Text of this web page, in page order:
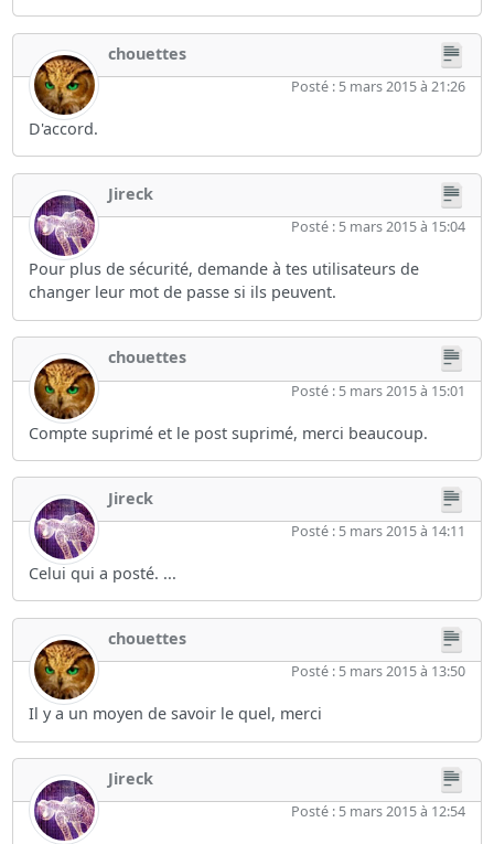
chouettes
Posté : 5 mars 2015 à 21:26
D'accord.
Jireck
Posté : 5 mars 2015 à 15:04
Pour plus de sécurité, demande à tes utilisateurs de
changer leur mot de passe si ils peuvent.
chouettes
Posté : 5 mars 2015 à 15:01
Compte suprimé et le post suprimé, merci beaucoup.
Jireck
Posté : 5 mars 2015 à 14:11
Celui qui a posté. ...
chouettes
Posté : 5 mars 2015 à 13:50
Il y a un moyen de savoir le quel, merci
Jireck
Posté : 5 mars 2015 à 12:54